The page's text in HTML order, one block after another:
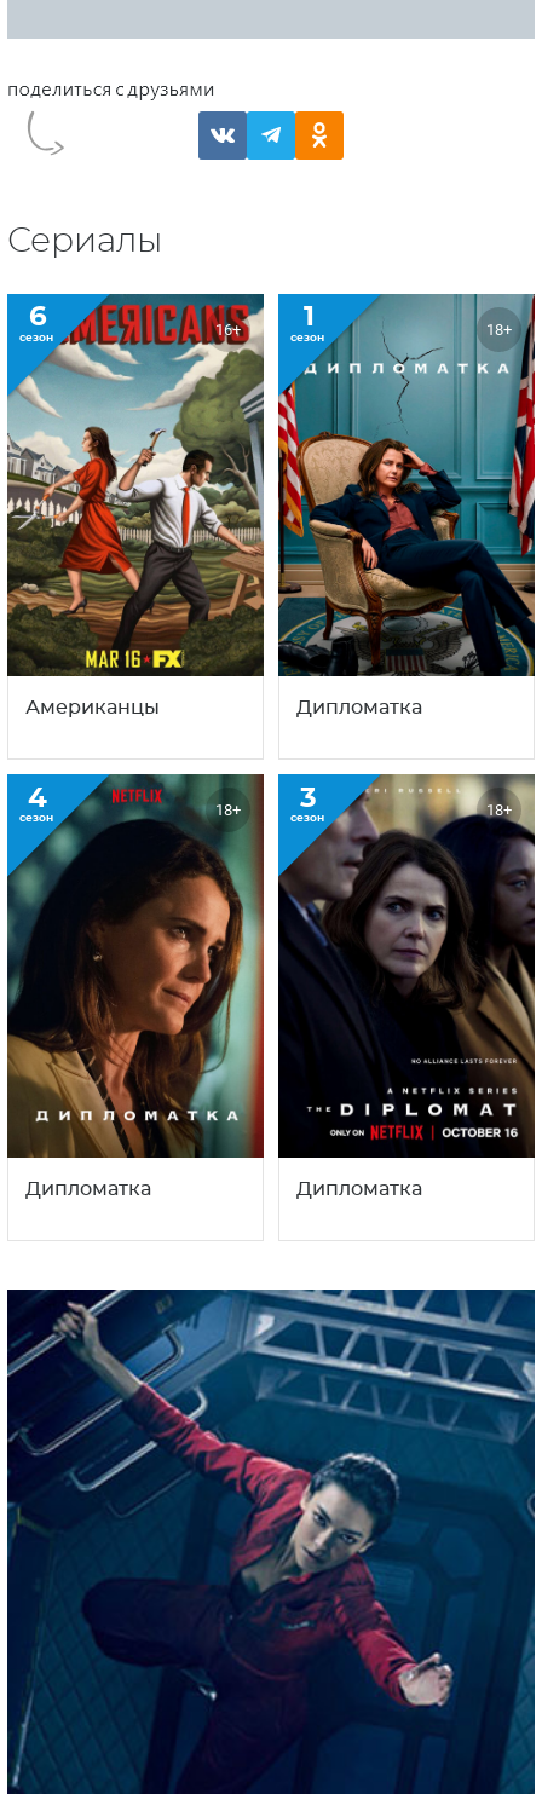
Сериалы
6
сезон 16+
Американцы
1
сезон 18+
Дипломатка
4
сезон 18+
Дипломатка
3
сезон 18+
Дипломатка